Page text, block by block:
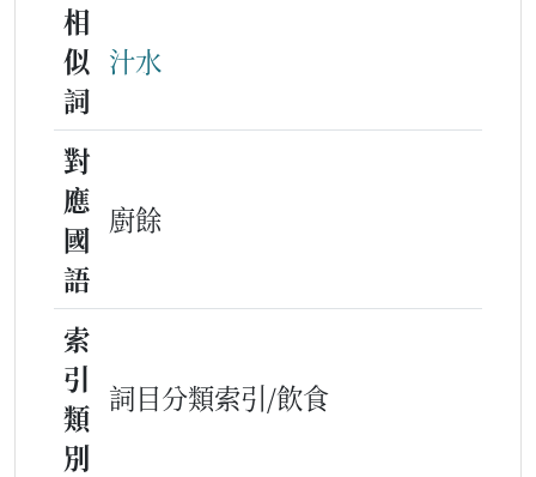
相
似
詞
汁水
對
應
國
語
廚餘
索
引
類
別
詞目分類索引/飲食